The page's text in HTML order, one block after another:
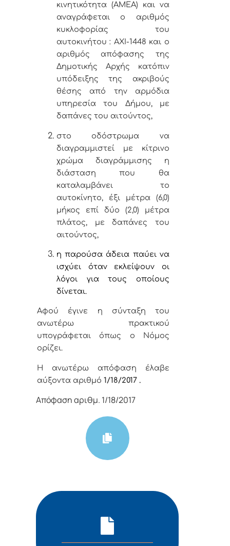
κινητικότητα (ΑΜΕΑ) και να
αναγράφεται ο αριθμός
κυκλοφορίας του
αυτοκινήτου : ΑΧΙ-1448 και ο
αριθμός απόφασης της
Δημοτικής Αρχής κατόπιν
υπόδειξης της ακριβούς
θέσης από την αρμόδια
υπηρεσία του Δήμου, με
δαπάνες του αιτούντος,
στο οδόστρωμα να
διαγραμμιστεί με κίτρινο
χρώμα διαγράμμισης η
διάσταση που θα
καταλαμβάνει το
αυτοκίνητο, έξι μέτρα (6,0)
μήκος επί δύο (2,0) μέτρα
πλάτος, με δαπάνες του
αιτούντος,
η παρούσα άδεια παύει να
ισχύει όταν εκλείψουν οι
λόγοι για τους οποίους
δίνεται.
Αφού έγινε η σύνταξη του
ανωτέρω πρακτικού
υπογράφεται όπως ο Νόμος
ορίζει.
Η ανωτέρω απόφαση έλαβε
αύξοντα αριθμό 1/18/2017 .
Απόφαση αριθμ. 1/18/2017